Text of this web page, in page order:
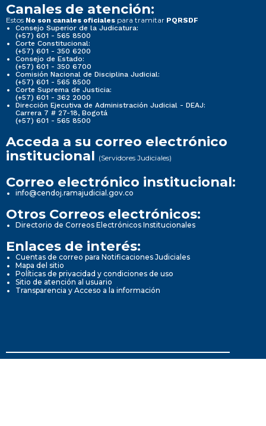
Canales de atención:
Estos No son canales oficiales para tramitar PQRSDF
Consejo Superior de la Judicatura:
(+57) 601 - 565 8500
Corte Constitucional:
(+57) 601 - 350 6200
Consejo de Estado:
(+57) 601 - 350 6700
Comisión Nacional de Disciplina Judicial:
(+57) 601 - 565 8500
Corte Suprema de Justicia:
(+57) 601 - 362 2000
Dirección Ejecutiva de Administración Judicial - DEAJ:
Carrera 7 # 27-18, Bogotá
(+57) 601 - 565 8500
Acceda a su correo electrónico
institucional (Servidores Judiciales)
Correo electrónico institucional:
info@cendoj.ramajudicial.gov.co
Otros Correos electrónicos:
Directorio de Correos Electrónicos Institucionales
Enlaces de interés:
Cuentas de correo para Notificaciones Judiciales
Mapa del sitio
Políticas de privacidad y condiciones de uso
Sitio de atención al usuario
Transparencia y Acceso a la información